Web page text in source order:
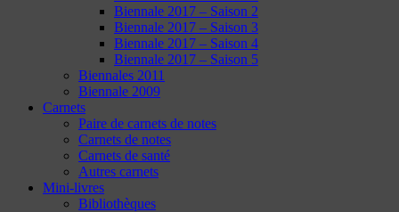
Biennale 2017 – Saison 2
Biennale 2017 – Saison 3
Biennale 2017 – Saison 4
Biennale 2017 – Saison 5
Biennales 2011
Biennale 2009
Carnets
Paire de carnets de notes
Carnets de notes
Carnets de santé
Autres carnets
Mini-livres
Bibliothèques